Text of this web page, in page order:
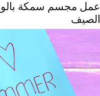
عمل مجسم سمكة
الصيف